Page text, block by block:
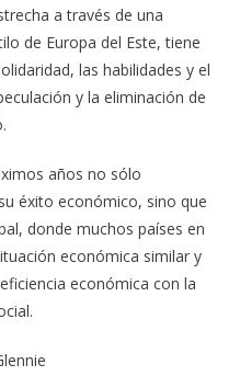
a través de una
de Europa del Este, tiene
las habilidades y el
y la eliminación de
años no sólo
éxito económico, sino que
donde muchos países en
económica similar y
económica con la